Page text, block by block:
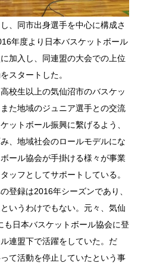
、同市出身選手を中心に構成さ
年度より日本バスケットボール
加入し、同連盟の大会での上位
スタートした。
校生以上の気仙沼市のバスケッ
た地域のジュニア選手との交流
ットボール振興に繫げるよう、
、地域社会のロールモデルにな
ール協会が手掛ける様々が事業
ッフとしてサポートしている。
登録は2016年シーズンであり、
いうわけでもない。元々、気仙
日本バスケットボール協会に登
連盟下で活躍をしていた。だ
て活動を停止していたという事